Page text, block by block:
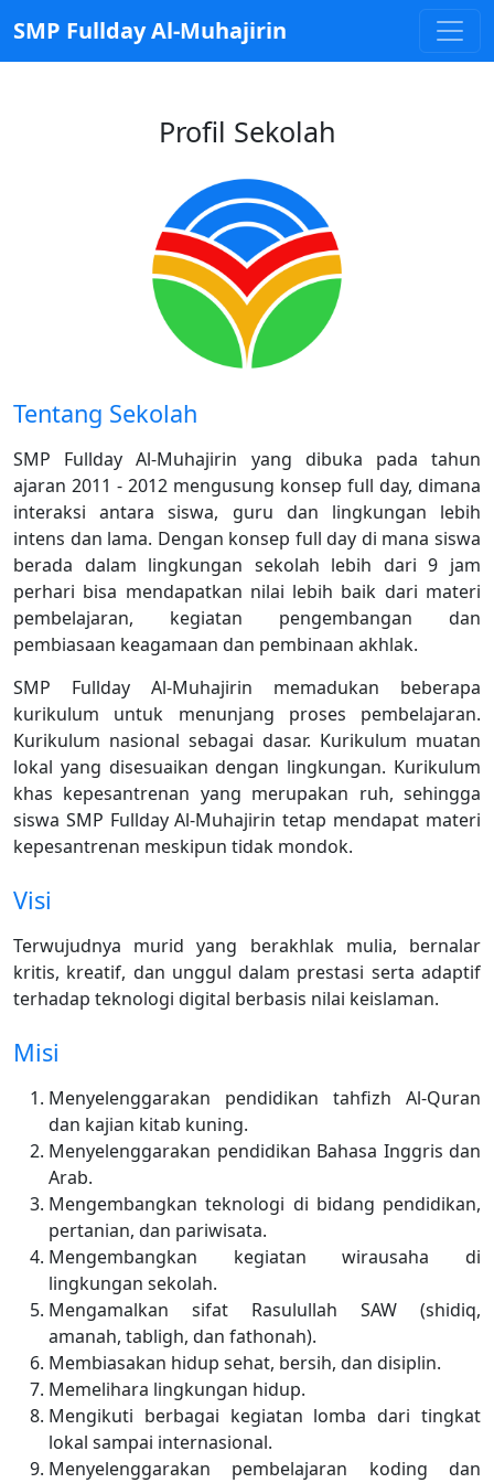
SMP Fullday Al-Muhajirin
Profil Sekolah
Tentang Sekolah
SMP Fullday Al-Muhajirin yang dibuka pada tahun
ajaran 2011 - 2012 mengusung konsep full day, dimana
interaksi antara siswa, guru dan lingkungan lebih
intens dan lama. Dengan konsep full day di mana siswa
berada dalam lingkungan sekolah lebih dari 9 jam
perhari bisa mendapatkan nilai lebih baik dari materi
pembelajaran, kegiatan pengembangan dan
pembiasaan keagamaan dan pembinaan akhlak.
SMP Fullday Al-Muhajirin memadukan beberapa
kurikulum untuk menunjang proses pembelajaran.
Kurikulum nasional sebagai dasar. Kurikulum muatan
lokal yang disesuaikan dengan lingkungan. Kurikulum
khas kepesantrenan yang merupakan ruh, sehingga
siswa SMP Fullday Al-Muhajirin tetap mendapat materi
kepesantrenan meskipun tidak mondok.
Visi
Terwujudnya murid yang berakhlak mulia, bernalar
kritis, kreatif, dan unggul dalam prestasi serta adaptif
terhadap teknologi digital berbasis nilai keislaman.
Misi
Menyelenggarakan pendidikan tahfizh Al-Quran
dan kajian kitab kuning.
Menyelenggarakan pendidikan Bahasa Inggris dan
Arab.
Mengembangkan teknologi di bidang pendidikan,
pertanian, dan pariwisata.
Mengembangkan kegiatan wirausaha di
lingkungan sekolah.
Mengamalkan sifat Rasulullah SAW (shidiq,
amanah, tabligh, dan fathonah).
Membiasakan hidup sehat, bersih, dan disiplin.
Memelihara lingkungan hidup.
Mengikuti berbagai kegiatan lomba dari tingkat
lokal sampai internasional.
Menyelenggarakan pembelajaran koding dan